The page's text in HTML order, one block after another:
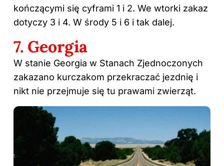
kończącymi się cyframi 1 i 2. We wtorki zakaz
dotyczy 3 i 4. W środy 5 i 6 i tak dalej.
7. Georgia
W stanie Georgia w Stanach Zjednoczonych
zakazano kurczakom przekraczać jezdnię i
nikt nie przejmuje się tu prawami zwierząt.